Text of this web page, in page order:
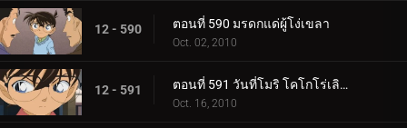
12 - 590 ตอนที่ 590 มรดกแด่ผู้โง่เขลา
Oct. 02, 2010
12 - 591 ตอนที่ 591 วันที่โมริ โคโกโร่เลิกเป็นนักสืบ (ตอน 1)
Oct. 16, 2010